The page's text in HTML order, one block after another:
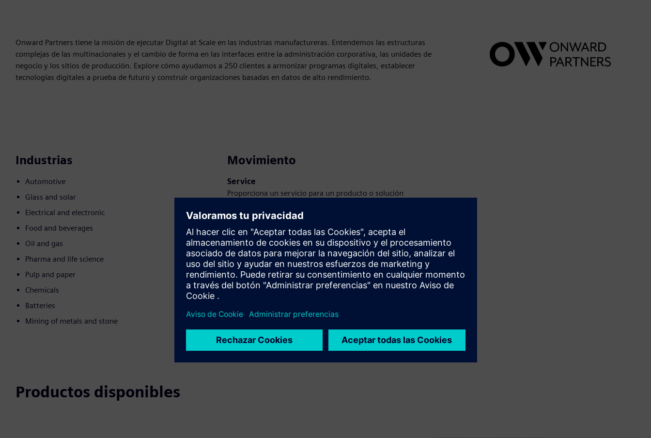
Onward Partners tiene la misión de ejecutar Digital at Scale en las industrias manufactureras. Entendemos las estructuras
complejas de las multinacionales y el cambio de forma en las interfaces entre la administración corporativa, las unidades de
negocio y los sitios de producción. Explore cómo ayudamos a 250 clientes a armonizar programas digitales, establecer
tecnologías digitales a prueba de futuro y construir organizaciones basadas en datos de alto rendimiento.
Industrias
Automotive
Glass and solar
Electrical and electronic
Food and beverages
Oil and gas
Pharma and life science
Pulp and paper
Chemicals
Batteries
Mining of metals and stone
Movimiento
Service
Proporciona un servicio para un producto o solución
integrarlo, operarlo o mantenerlo
Productos disponibles